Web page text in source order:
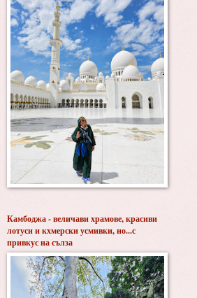
Камбоджа - величави храмове, красиви
лотуси и кхмерски усмивки, но...с
привкус на сълза